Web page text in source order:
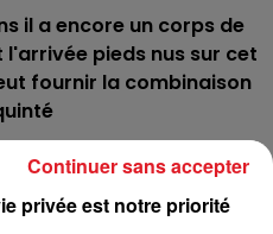
il a encore un corps de
pieds nus sur cet
fournir la combinaison
toujours le meilleur
dans un champ réduit.
privée est notre priorité
Continuer sans accepter